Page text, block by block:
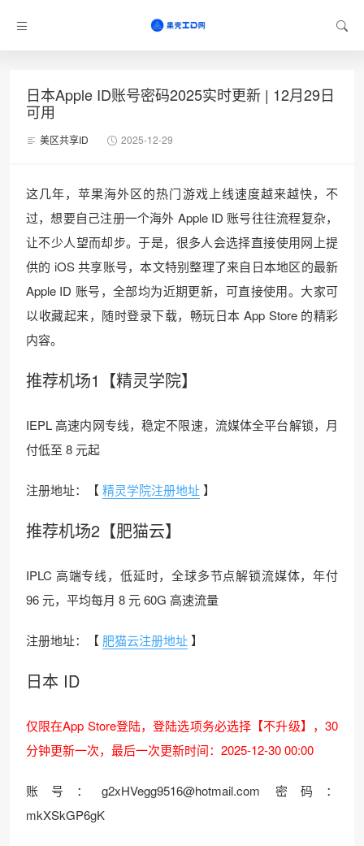
日本Apple ID账号密码2025实时更新 | 12月29日
可用
美区共享ID 2025-12-29
这几年，苹果海外区的热门游戏上线速度越来越快，不
过，想要自己注册一个海外 Apple ID 账号往往流程复杂，
让不少人望而却步。于是，很多人会选择直接使用网上提
供的 iOS 共享账号，本文特别整理了来自日本地区的最新
Apple ID 账号，全部均为近期更新，可直接使用。大家可
以收藏起来，随时登录下载，畅玩日本 App Store 的精彩
内容。
推荐机场1【精灵学院】
IEPL 高速内网专线，稳定不限速，流媒体全平台解锁，月
付低至 8 元起
注册地址：【精灵学院注册地址】
推荐机场2【肥猫云】
IPLC 高端专线，低延时，全球多节点解锁流媒体，年付
96 元，平均每月 8 元 60G 高速流量
注册地址：【 肥猫云注册地址】
日本 ID
仅限在App Store登陆，登陆选项务必选择【不升级】，30
分钟更新一次，最后一次更新时间：2025-12-30 00:00
账号：g2xHVegg9516@hotmail.com 密码：
mkXSkGP6gK